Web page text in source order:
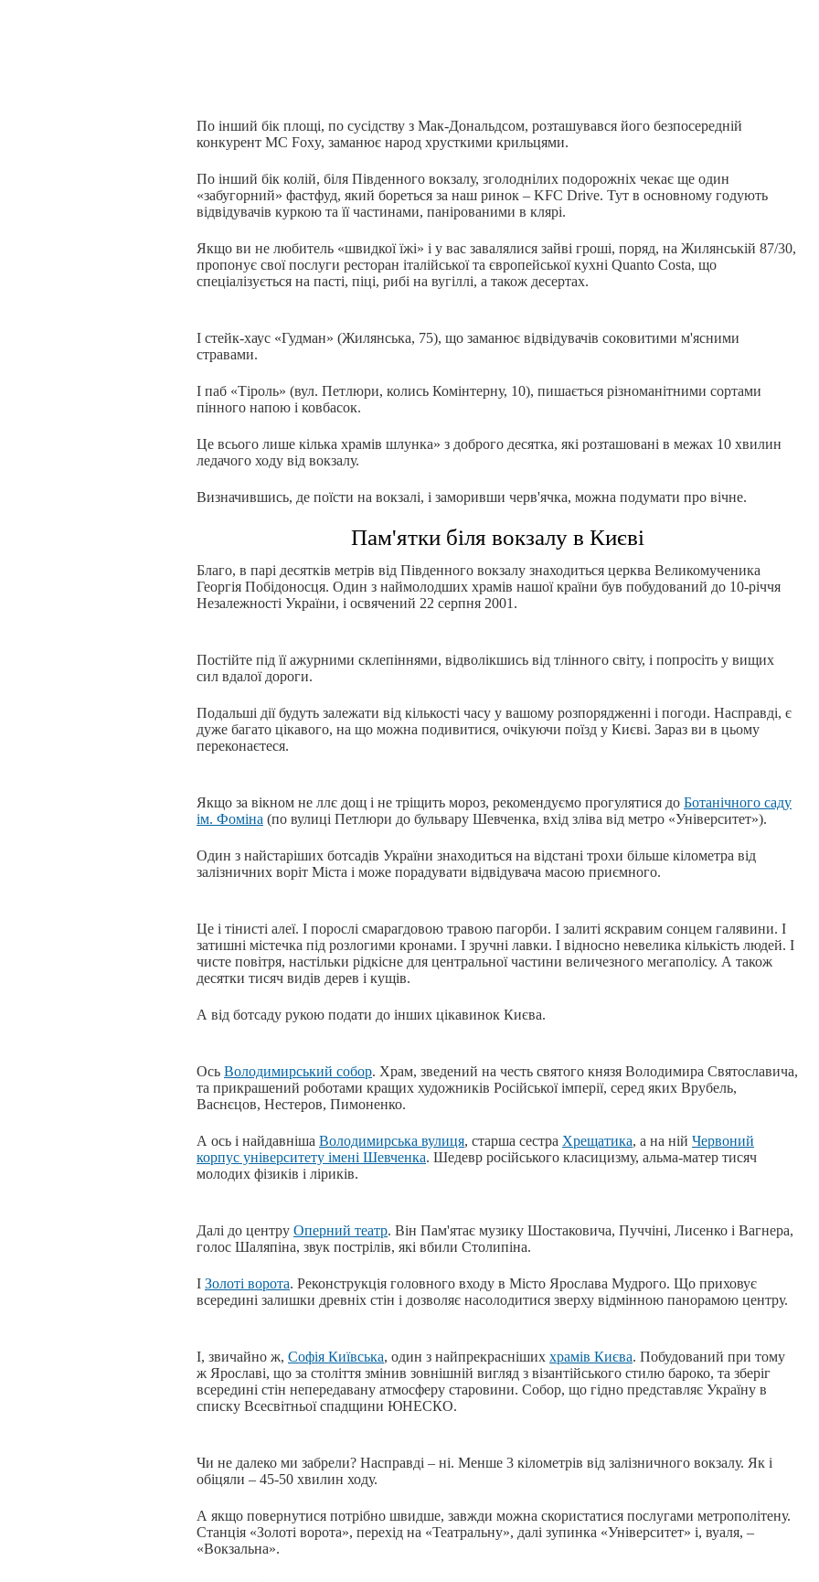
По інший бік площі, по сусідству з Мак-Дональдсом, розташувався його безпосередній
конкурент MC Foxy, заманює народ хрусткими крильцями.
По інший бік колій, біля Південного вокзалу, зголоднілих подорожніх чекає ще один
«забугорний» фастфуд, який бореться за наш ринок – KFC Drive. Тут в основному годують
відвідувачів куркою та її частинами, панірованими в клярі.
Якщо ви не любитель «швидкої їжі» і у вас завалялися зайві гроші, поряд, на Жилянській 87/30,
пропонує свої послуги ресторан італійської та європейської кухні Quanto Costa, що
спеціалізується на пасті, піці, рибі на вугіллі, а також десертах.
І стейк-хаус «Гудман» (Жилянська, 75), що заманює відвідувачів соковитими м'ясними
стравами.
І паб «Тіроль» (вул. Петлюри, колись Комінтерну, 10), пишається різноманітними сортами
пінного напою і ковбасок.
Це всього лише кілька храмів шлунка» з доброго десятка, які розташовані в межах 10 хвилин
ледачого ходу від вокзалу.
Визначившись, де поїсти на вокзалі, і заморивши черв'ячка, можна подумати про вічне.
Пам'ятки біля вокзалу в Києві
Благо, в парі десятків метрів від Південного вокзалу знаходиться церква Великомученика
Георгія Побідоносця. Один з наймолодших храмів нашої країни був побудований до 10-річчя
Незалежності України, і освячений 22 серпня 2001.
Постійте під її ажурними склепіннями, відволікшись від тлінного світу, і попросіть у вищих
сил вдалої дороги.
Подальші дії будуть залежати від кількості часу у вашому розпорядженні і погоди. Насправді, є
дуже багато цікавого, на що можна подивитися, очікуючи поїзд у Києві. Зараз ви в цьому
переконаєтеся.
Якщо за вікном не ллє дощ і не тріщить мороз, рекомендуємо прогулятися до Ботанічного саду
ім. Фоміна (по вулиці Петлюри до бульвару Шевченка, вхід зліва від метро «Університет»).
Один з найстаріших ботсадів України знаходиться на відстані трохи більше кілометра від
залізничних воріт Міста і може порадувати відвідувача масою приємного.
Це і тінисті алеї. І порослі смарагдовою травою пагорби. І залиті яскравим сонцем галявини. І
затишні містечка під розлогими кронами. І зручні лавки. І відносно невелика кількість людей. І
чисте повітря, настільки рідкісне для центральної частини величезного мегаполісу. А також
десятки тисяч видів дерев і кущів.
А від ботсаду рукою подати до інших цікавинок Києва.
Ось Володимирський собор. Храм, зведений на честь святого князя Володимира Святославича,
та прикрашений роботами кращих художників Російської імперії, серед яких Врубель,
Васнєцов, Нестеров, Пимоненко.
А ось і найдавніша Володимирська вулиця, старша сестра Хрещатика, а на ній Червоний
корпус університету імені Шевченка. Шедевр російського класицизму, альма-матер тисяч
молодих фізиків і ліриків.
Далі до центру Оперний театр. Він Пам'ятає музику Шостаковича, Пуччіні, Лисенко і Вагнера,
голос Шаляпіна, звук пострілів, які вбили Столипіна.
І Золоті ворота. Реконструкція головного входу в Місто Ярослава Мудрого. Що приховує
всередині залишки древніх стін і дозволяє насолодитися зверху відмінною панорамою центру.
І, звичайно ж, Софія Київська, один з найпрекрасніших храмів Києва. Побудований при тому
ж Ярославі, що за століття змінив зовнішній вигляд з візантійського стилю бароко, та зберіг
всередині стін непередавану атмосферу старовини. Собор, що гідно представляє Україну в
списку Всесвітньої спадщини ЮНЕСКО.
Чи не далеко ми забрели? Насправді – ні. Менше 3 кілометрів від залізничного вокзалу. Як і
обіцяли – 45-50 хвилин ходу.
А якщо повернутися потрібно швидше, завжди можна скористатися послугами метрополітену.
Станція «Золоті ворота», перехід на «Театральну», далі зупинка «Університет» і, вуаля, –
«Вокзальна».